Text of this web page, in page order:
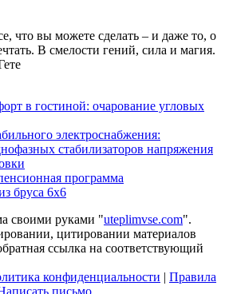
что вы можете сделать – и даже то, о
В смелости гений, сила и магия.
в гостиной: очарование угловых
электроснабжения:
стабилизаторов напряжения
программа
бруса 6х6
своими руками "uteplimvse.com".
цитировании материалов
ссылка на соответствующий
конфиденциальности | Правила
письмо